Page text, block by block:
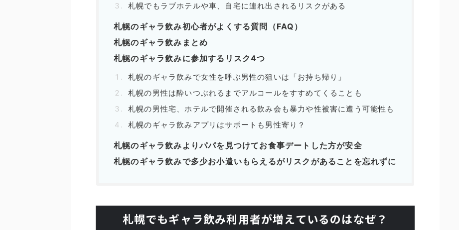
札幌でもラブホテルや車、自宅に連れ出されるリスクがある
札幌のギャラ飲み初心者がよくする質問（FAQ）
札幌のギャラ飲みまとめ
札幌のギャラ飲みに参加するリスク4つ
札幌のギャラ飲みで女性を呼ぶ男性の狙いは「お持ち帰り」
札幌の男性は酔いつぶれるまでアルコールをすすめてくることも
札幌の男性宅、ホテルで開催される飲み会も暴力や性被害に遭う可能性も
札幌のギャラ飲みアプリはサポートも男性寄り？
札幌のギャラ飲みよりパパを見つけてお食事デートした方が安全
札幌のギャラ飲みで多少お小遣いもらえるがリスクがあることを忘れずに
札幌でもギャラ飲み利用者が増えているのはなぜ？